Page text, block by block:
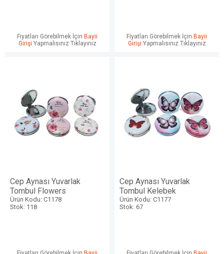
Fiyatları Görebilmek İçin Bayii
Girişi Yapmalısınız Tıklayınız
Fiyatları Görebilmek İçin Bayii
Girişi Yapmalısınız Tıklayınız
Cep Aynası Yuvarlak
Tombul Flowers
Ürün Kodu: C1178
Stok: 118
Cep Aynası Yuvarlak
Tombul Kelebek
Ürün Kodu: C1177
Stok: 67